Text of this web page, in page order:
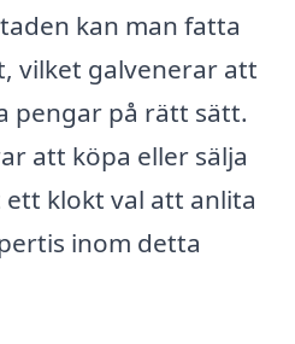
kan man fatta
vilket galvenerar att
pengar på rätt sätt.
att köpa eller sälja
klokt val att anlita
inom detta